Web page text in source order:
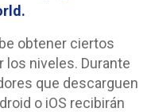
obtener ciertos
los niveles. Durante
que descarguen
o iOS recibirán